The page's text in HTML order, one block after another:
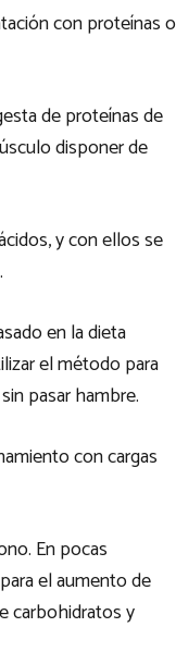
con proteínas o
de proteínas de
disponer de
y con ellos se
en la dieta
el método para
pasar hambre.
con cargas
En pocas
el aumento de
carbohidratos y